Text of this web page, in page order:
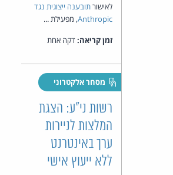
לאישורתובענה ייצוגית נגד
Anthropic, מפעילת ...
זמן קריאה:דקה אחת
מסחר אלקטרוני
רשות ני"ע: הצגת
המלצות לניירות
ערך באינטרנט
ללא ייעוץ אישי